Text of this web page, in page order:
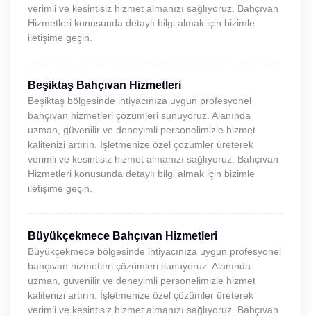
verimli ve kesintisiz hizmet almanızı sağlıyoruz. Bahçıvan
Hizmetleri konusunda detaylı bilgi almak için bizimle
iletişime geçin.
Beşiktaş Bahçıvan Hizmetleri
Beşiktaş bölgesinde ihtiyacınıza uygun profesyonel
bahçıvan hizmetleri çözümleri sunuyoruz. Alanında
uzman, güvenilir ve deneyimli personelimizle hizmet
kalitenizi artırın. İşletmenize özel çözümler üreterek
verimli ve kesintisiz hizmet almanızı sağlıyoruz. Bahçıvan
Hizmetleri konusunda detaylı bilgi almak için bizimle
iletişime geçin.
Büyükçekmece Bahçıvan Hizmetleri
Büyükçekmece bölgesinde ihtiyacınıza uygun profesyonel
bahçıvan hizmetleri çözümleri sunuyoruz. Alanında
uzman, güvenilir ve deneyimli personelimizle hizmet
kalitenizi artırın. İşletmenize özel çözümler üreterek
verimli ve kesintisiz hizmet almanızı sağlıyoruz. Bahçıvan